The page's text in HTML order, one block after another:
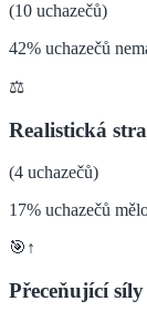
(10 uchazečů)
42% uchazečů
⚖️
Realistická
(4 uchazečů)
17% uchazečů
🎯↑
Přeceňující síly